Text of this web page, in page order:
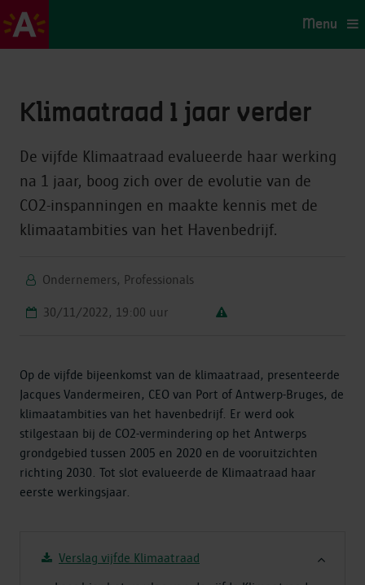
Menu
Klimaatraad 1 jaar verder
De vijfde Klimaatraad evalueerde haar werking
na 1 jaar, boog zich over de evolutie van de
CO2-inspanningen en maakte kennis met de
klimaatambities van het Havenbedrijf.
Ondernemers, Professionals
30/11/2022, 19:00 uur
Op de vijfde bijeenkomst van de klimaatraad, presenteerde
Jacques Vandermeiren, CEO van Port of Antwerp-Bruges, de
klimaatambities van het havenbedrijf. Er werd ook
stilgestaan bij de CO2-vermindering op het Antwerps
grondgebied tussen 2005 en 2020 en de vooruitzichten
richting 2030. Tot slot evalueerde de Klimaatraad haar
eerste werkingsjaar.
Verslag vijfde Klimaatraad